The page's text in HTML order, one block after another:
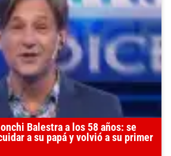
Balestra a los 58 años: se
a su papá y volvió a su primer